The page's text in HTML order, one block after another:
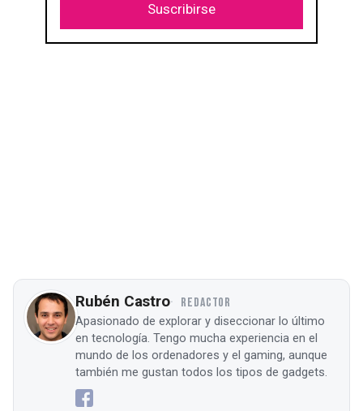
Suscribirse
Rubén Castro REDACTOR
Apasionado de explorar y diseccionar lo último
en tecnología. Tengo mucha experiencia en el
mundo de los ordenadores y el gaming, aunque
también me gustan todos los tipos de gadgets.